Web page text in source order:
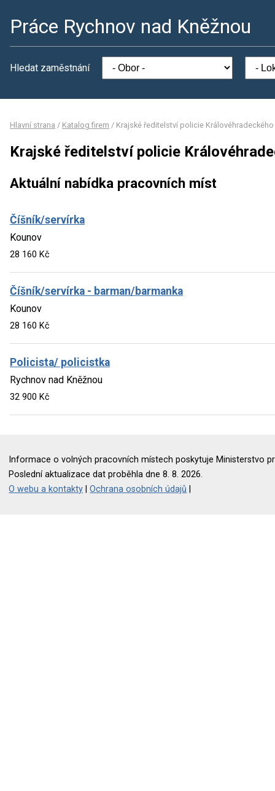
Práce Rychnov nad Kněžnou
Hledat zaměstnání
Hlavní strana / Katalog firem / Krajské ředitelství policie Královéhradeckého
Krajské ředitelství policie
Aktuální nabídka pracovních míst
Číšník/servírka
Kounov
28 160 Kč
Číšník/servírka - barman/barmanka
Kounov
28 160 Kč
Policista/ policistka
Rychnov nad Kněžnou
32 900 Kč
Informace o volných pracovních místech poskytuje Ministerstvo
Poslední aktualizace dat proběhla dne 8. 8. 2026.
O webu a kontakty |Ochrana osobních údajů